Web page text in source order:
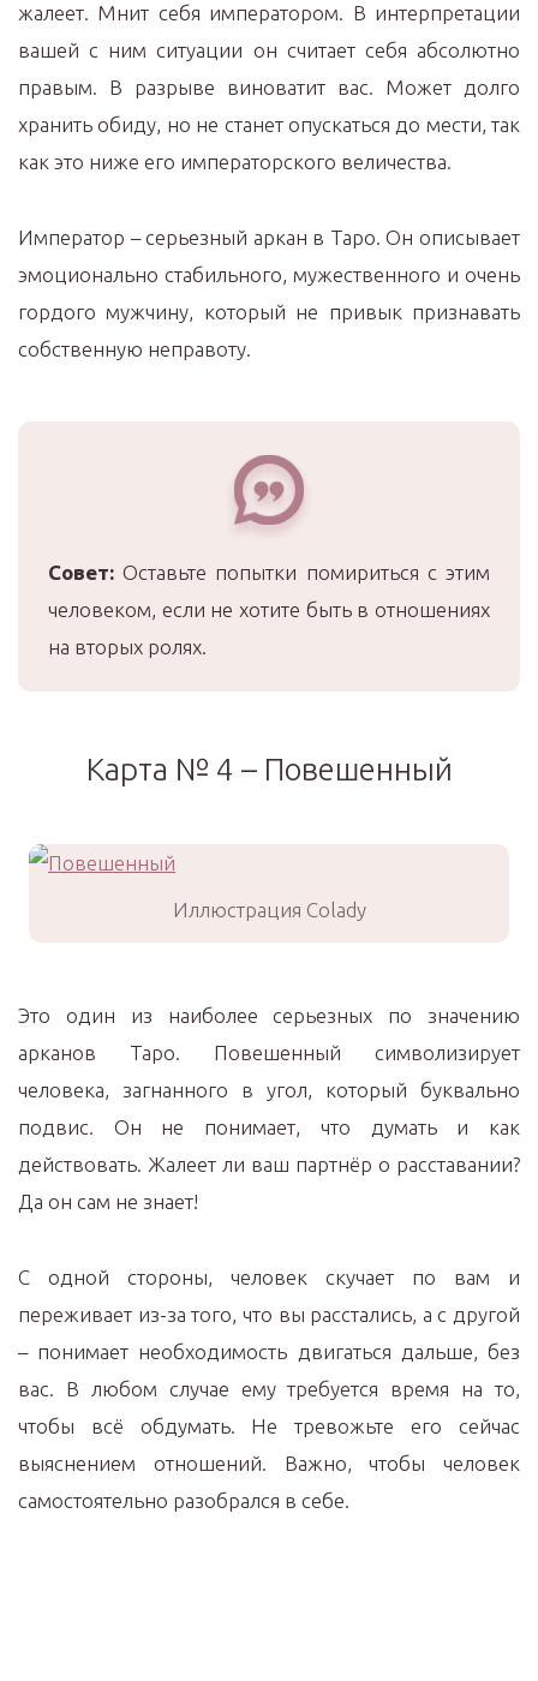
жалеет. Мнит себя императором. В интерпретации
вашей с ним ситуации он считает себя абсолютно
правым. В разрыве виноватит вас. Может долго
хранить обиду, но не станет опускаться до мести, так
как это ниже его императорского величества.
Император – серьезный аркан в Таро. Он описывает
эмоционально стабильного, мужественного и очень
гордого мужчину, который не привык признавать
собственную неправоту.
Совет: Оставьте попытки помириться с этим
человеком, если не хотите быть в отношениях
на вторых ролях.
Карта № 4 – Повешенный
Иллюстрация Colady
Это один из наиболее серьезных по значению
арканов Таро. Повешенный символизирует
человека, загнанного в угол, который буквально
подвис. Он не понимает, что думать и как
действовать. Жалеет ли ваш партнёр о расставании?
Да он сам не знает!
С одной стороны, человек скучает по вам и
переживает из-за того, что вы расстались, а с другой
– понимает необходимость двигаться дальше, без
вас. В любом случае ему требуется время на то,
чтобы всё обдумать. Не тревожьте его сейчас
выяснением отношений. Важно, чтобы человек
самостоятельно разобрался в себе.